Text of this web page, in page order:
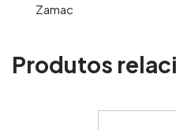
Zamac
Produtos